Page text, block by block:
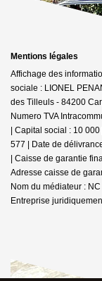
Mentions légales
Affichage des
sociale : LIONEL
des Tilleuls - 84200
Numero TVA
| Capital social : 10
577 | Date de
| Caisse de garantie
Adresse caisse de
Nom du médiateur :
Entreprise